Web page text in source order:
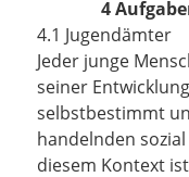
4
4.1 Jugendämter
Jeder junge
seiner
selbstbestimmt
handelnden
diesem Kontext